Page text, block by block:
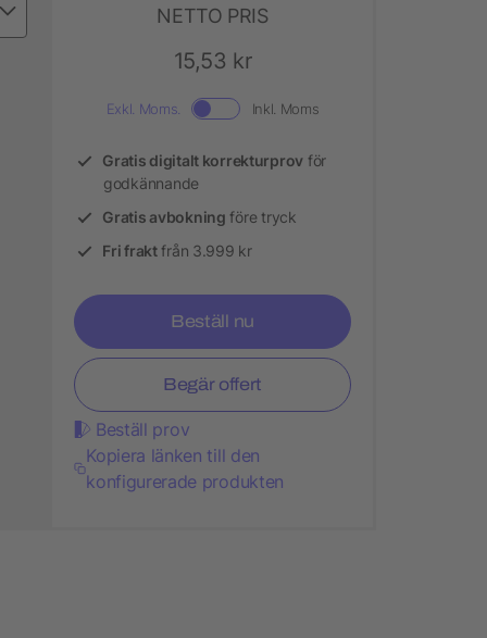
NETTO PRIS
15,53 kr
Exkl. Moms. Inkl. Moms
Gratis digitalt korrekturprov för
godkännande
Gratis avbokning före tryck
Fri fraktfrån 3.999 kr
Beställ nu
Begär offert
Beställ prov
Kopiera länken till den
konfigurerade produkten